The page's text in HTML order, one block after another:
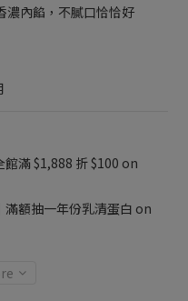
濃內餡，不膩口恰恰好
滿 $1,888 折 $100 on
滿額抽一年份乳清蛋白 on